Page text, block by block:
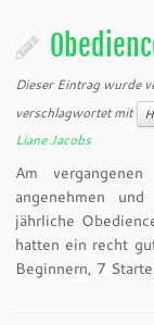
Dieser Eintrag wurde
verschlagwortet mit
Liane Jacobs
Am
angenehmen
jährliche
hatten ein recht
Beginnern, 7